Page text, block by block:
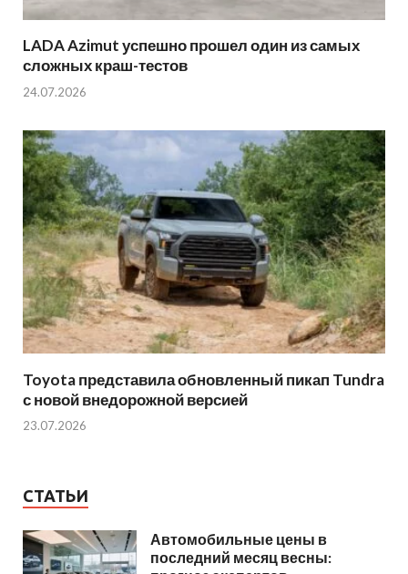
LADA Azimut успешно прошел один из самых
сложных краш-тестов
24.07.2026
Toyota представила обновленный пикап Tundra
с новой внедорожной версией
23.07.2026
СТАТЬИ
Автомобильные цены в
последний месяц весны: